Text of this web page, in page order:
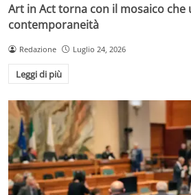
Art in Act torna con il mosaico che
contemporaneità
Redazione Luglio 24, 2026
Leggi di più